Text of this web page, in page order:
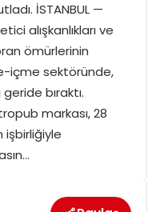
İSTANBUL —
alışkanlıkları ve
ömürlerinin
içme sektöründe,
bıraktı.
markası, 28
işbirliğiyle